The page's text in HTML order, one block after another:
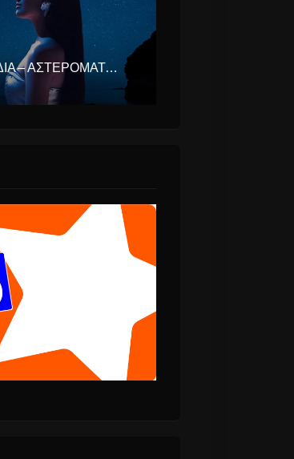
ΚΛΑΥΔΊΑ – ΑΣΤΕΡΟΜΆΤΑ (EUROVISION ΕΛΛΆΔΑ 2025)